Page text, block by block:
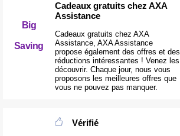
Big
Saving
Cadeaux gratuits chez AXA
Assistance
Cadeaux gratuits chez AXA
Assistance, AXA Assistance
propose également des offres et des
réductions intéressantes ! Venez les
découvrir. Chaque jour, nous vous
proposons les meilleures offres que
vous ne pouvez pas manquer.
Vérifié